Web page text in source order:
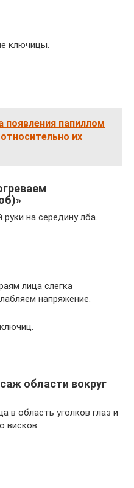
ключицы.
появления папиллом
их
на середину лба.
лица слегка
напряжение.
области вокруг
в область уголков глаз и
висков.